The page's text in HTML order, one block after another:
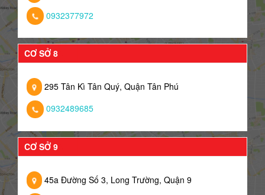
0932377972
CƠ SỞ 8
295 Tân Kì Tân Quý, Quận Tân Phú
0932489685
CƠ SỞ 9
45a Đường Số 3, Long Trường, Quận 9